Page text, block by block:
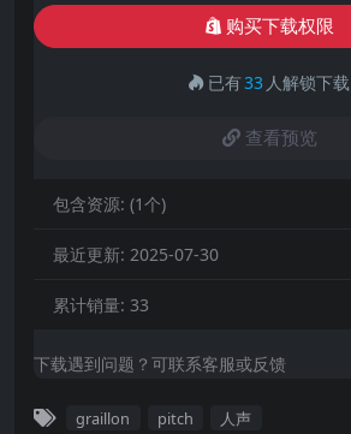
购买下载权限
已有33 人解锁下载
查看预览
包含资源: (1个)
最近更新: 2025-07-30
累计销量: 33
下载遇到问题？可联系客服或反馈
graillon pitch 人声